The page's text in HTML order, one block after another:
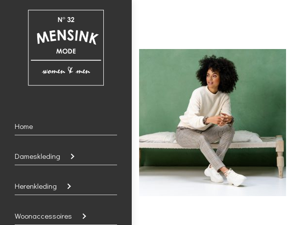
Home
Dameskleding
Herenkleding
Woonaccessoires